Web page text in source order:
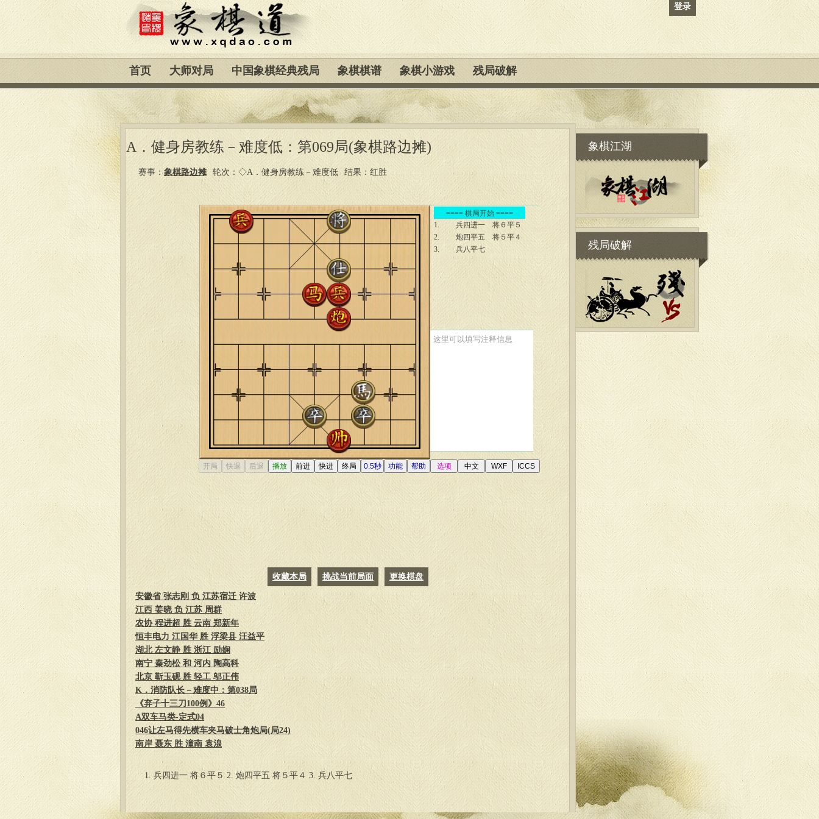
登录
首页 大师对局 中国象棋经典残局 象棋棋谱 象棋小游戏 残局破解
A．健身房教练－难度低：第069局(象棋路边摊)
赛事：象棋路边摊 轮次：◇A．健身房教练－难度低 结果：红胜
==== 棋局开始 ====
1.
兵四进一
将６平５
2.
炮四平五
将５平４
3.
兵八平七
这里可以填写注释信息
收藏本局 挑战当前局面 更换棋盘
安徽省 张志刚 负 江苏宿迁 许波
江西 姜晓 负 江苏 周群
农协 程进超 胜 云南 郑新年
恒丰电力 江国华 胜 浮梁县 汪益平
湖北 左文静 胜 浙江 励娴
南宁 秦劲松 和 河内 陶高科
北京 靳玉砚 胜 轻工 邬正伟
K．消防队长－难度中：第038局
《弃子十三刀100例》46
A双车马类-定式04
046让左马得先横车夹马破士角炮局(局24)
南岸 聂东 胜 潼南 袁湶
1. 兵四进一 将６平５ 2. 炮四平五 将５平４ 3. 兵八平七
象棋江湖
残局破解